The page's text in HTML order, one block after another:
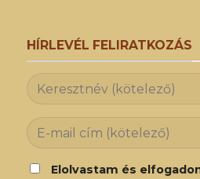
HÍRLEVÉL FELIRATKOZÁS
Elolvastam és